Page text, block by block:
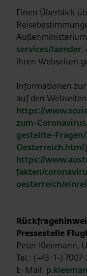
Einen Überblick
services/laender.
ihren Webseiten
Informationen zur
auf den
https://
zum-
gestellte-
Oesterreich.html
https://
fakten/
oesterreich/
Pressestelle
Peter Kleemann,
Tel.: (+43-1-)
E-Mail: